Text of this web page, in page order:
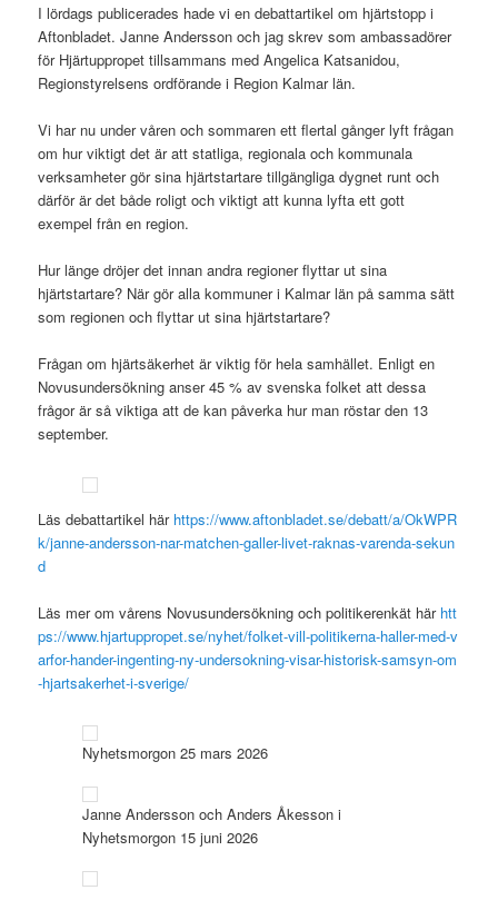
I lördags publicerades hade vi en debattartikel om hjärtstopp i
Aftonbladet. Janne Andersson och jag skrev som ambassadörer
för Hjärtuppropet tillsammans med Angelica Katsanidou,
Regionstyrelsens ordförande i Region Kalmar län.
Vi har nu under våren och sommaren ett flertal gånger lyft frågan
om hur viktigt det är att statliga, regionala och kommunala
verksamheter gör sina hjärtstartare tillgängliga dygnet runt och
därför är det både roligt och viktigt att kunna lyfta ett gott
exempel från en region.
Hur länge dröjer det innan andra regioner flyttar ut sina
hjärtstartare? När gör alla kommuner i Kalmar län på samma sätt
som regionen och flyttar ut sina hjärtstartare?
Frågan om hjärtsäkerhet är viktig för hela samhället. Enligt en
Novusundersökning anser 45 % av svenska folket att dessa
frågor är så viktiga att de kan påverka hur man röstar den 13
september.
Läs debattartikel här https://www.aftonbladet.se/debatt/a/OkWPR
k/janne-andersson-nar-matchen-galler-livet-raknas-varenda-sekun
d
Läs mer om vårens Novusundersökning och politikerenkät här htt
ps://www.hjartuppropet.se/nyhet/folket-vill-politikerna-haller-med-v
arfor-hander-ingenting-ny-undersokning-visar-historisk-samsyn-om
-hjartsakerhet-i-sverige/
Nyhetsmorgon 25 mars 2026
Janne Andersson och Anders Åkesson i
Nyhetsmorgon 15 juni 2026